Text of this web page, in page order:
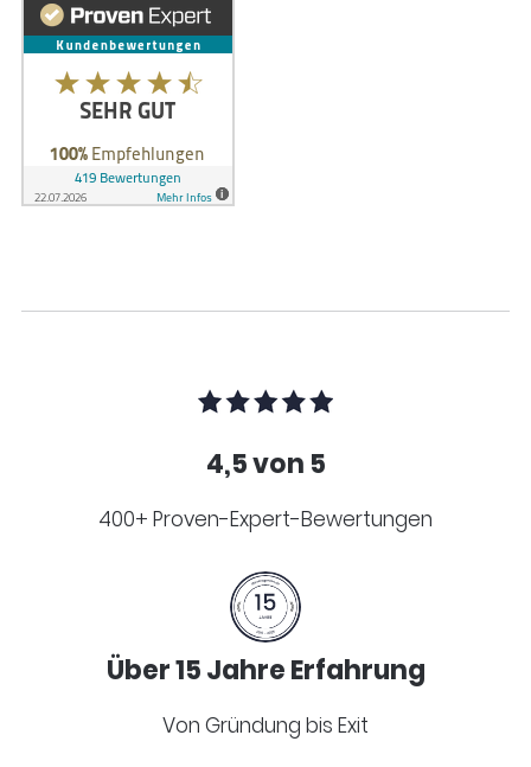
4,5 von 5
400+ Proven-Expert-Bewertungen
Über 15 Jahre Erfahrung
Von Gründung bis Exit